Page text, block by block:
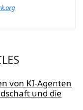
von KI-Agenten
und die